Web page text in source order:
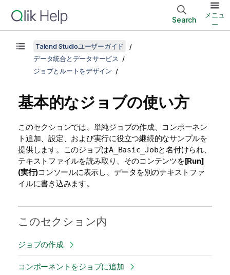
Search
メニュ
ー
Talend Studioユーザーガイド
データ統合とデータサービス
ジョブとルートをデザイン
基本的なジョブの使い方
このセクションでは、単純ジョブの作成、コンポーネン
ト追加、設定、および実行に役立つ継続的なサンプルを
提供します。このジョブはA_Basic_Jobと名付けられ、
テキストファイルを読み取り、そのコンテンツを[Run]
(実行)コンソールに表示し、データを別のテキストファ
イルに書き込みます。
このセクション内
ジョブの作成
コンポーネントをジョブに追加